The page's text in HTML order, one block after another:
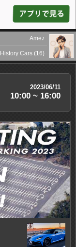
Ame♪
History Cars (16)
2023/06/11
10:00 ~ 16:00